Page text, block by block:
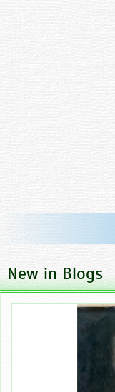
New in Blogs